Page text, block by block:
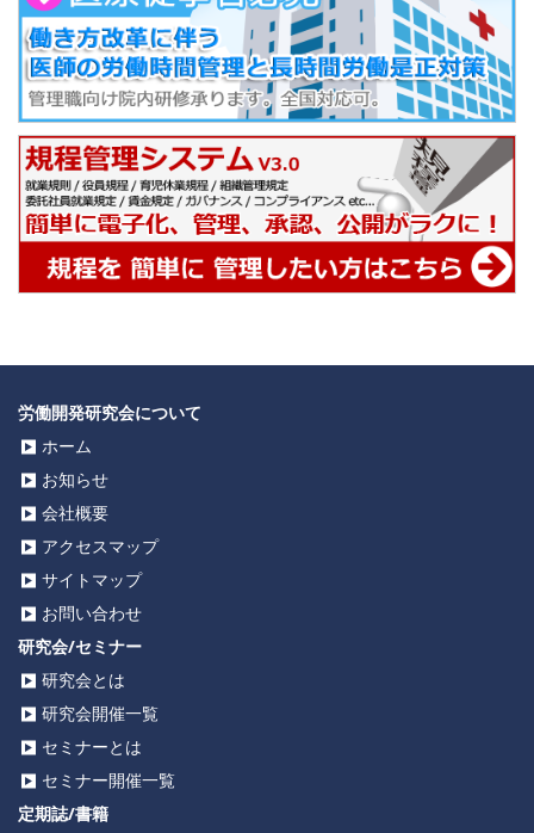
労働開発研究会について
ホーム
お知らせ
会社概要
アクセスマップ
サイトマップ
お問い合わせ
研究会/セミナー
研究会とは
研究会開催一覧
セミナーとは
セミナー開催一覧
定期誌/書籍